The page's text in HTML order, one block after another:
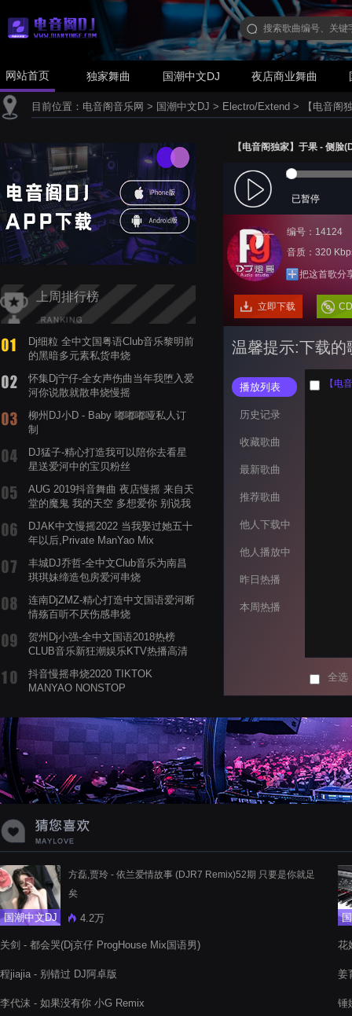
网站首页 独家舞曲 国潮中文DJ 夜店商业舞曲
目前位置： 电音阁音乐网 > 国潮中文DJ > Electro/Extend > 【电音阁
上周排行榜
Dj细粒 全中文国粤语Club音乐黎明前
的黑暗多元素私货串烧
怀集Dj宁仔-全女声伤曲当年我堕入爱
河你说散就散串烧慢摇
柳州DJ小D - Baby 嘟嘟嘟哑私人订
制
DJ猛子-精心打造我可以陪你去看星
星送爱河中的宝贝粉丝
AUG 2019抖音舞曲 夜店慢摇 来自天
堂的魔鬼 我的天空 多想爱你 别说我
DJAK中文慢摇2022 当我娶过她五十
年以后,Private ManYao Mix
丰城DJ乔哲-全中文Club音乐为南昌
琪琪妹缔造包房爱河串烧
连南DjZMZ-精心打造中文国语爱河断
情殇百听不厌伤感串烧
贺州Dj小强-全中文国语2018热榜
CLUB音乐新狂潮娱乐KTV热播高清
抖音慢摇串烧2020 TIKTOK
MANYAO NONSTOP
蝉爸爸妈妈爱存在夏天的风是想你的
声音啊
【电音阁独家】于果 - 侧
已暂停
编号：14124
音质：320
把这首歌分
立即下载
温馨提示:下载的
播放列表
历史记录
收藏歌曲
最新歌曲
推荐歌曲
他人下载中
他人播放中
昨日热播
本周热播
【电
全选
国潮中文DJ
方磊,贾玲 - 依兰爱情故事 (DJR7 Remix)52期 只要是你就足
矣
4.2万
关剑 - 都会哭(Dj京仔 ProgHouse Mix国语男)
程jiajia - 别错过 DJ阿卓版
李代沫 - 如果没有你 小G Remix
花
姜
锤